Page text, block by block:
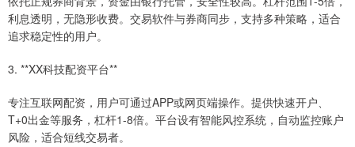
利息透明，无隐形收费。交易软件与券商同步，支持多种策略，适合
追求稳定性的用户。
3. **XX科技配资平台**
专注互联网配资，用户可通过APP或网页端操作。提供快速开户、
T+0出金等服务，杠杆1-8倍。平台设有智能风控系统，自动监控账户
风险，适合短线交易者。